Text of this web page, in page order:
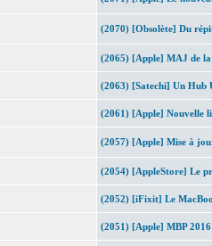
(2070) [Obsolète] Du
(2065) [Apple] MAJ de
(2063) [Satechi] Un Hub
(2061) [Apple] Nouvelle
(2057) [Apple] Mise à
(2054) [AppleStore] Le
(2052) [iFixit] Le
(2051) [Apple] MBP